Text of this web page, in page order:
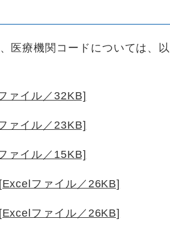
医療機関コードについては、以
ァイル／32KB]
ァイル／23KB]
ァイル／15KB]
ファイル／26KB]
ファイル／26KB]